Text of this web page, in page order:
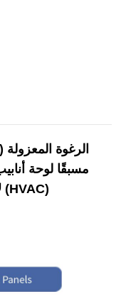
مسبقًا لوحة
لأنظمة التدفئة والتهوية وتكييف الهواء (HVAC)